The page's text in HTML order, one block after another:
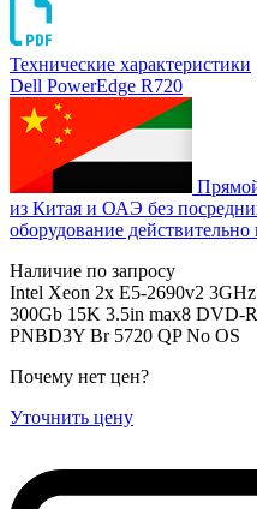
Технические характеристики
Dell PowerEdge R720
из Китая и ОАЭ без
оборудование
Наличие по запросу
Intel Xeon 2x E5-2690v2
300Gb 15K 3.5in max8 DVD-
PNBD3Y Br 5720 QP No OS
Почему нет цен?
Уточнить цену